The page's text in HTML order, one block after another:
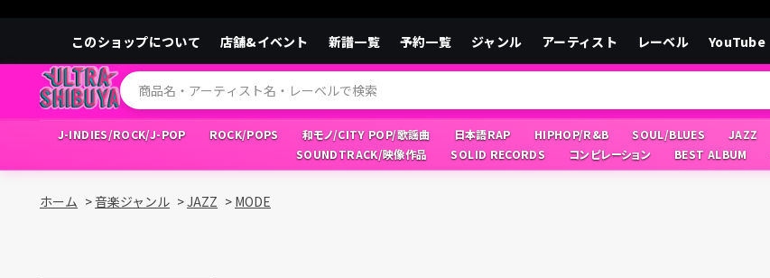
このショップについて 店舗&イベント 新譜一覧 予約一覧 ジャンル アーティスト レーベル YouTube
J-INDIES/ROCK/J-POP ROCK/POPS 和モノ/CITY POP/歌謡曲 日本語RAP HIPHOP/R&B SOUL/BLUES JAZZ
SOUNDTRACK/映像作品
SOLID RECORDS コンピレーション BEST ALBUM
ホーム >音楽ジャンル >JAZZ > MODE